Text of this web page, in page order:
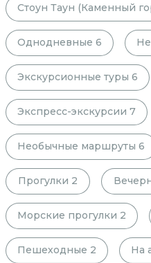
Стоун Таун (Каменный
Однодневные 6
Экскурсионные туры 6
Экспресс-экскурсии 7
Необычные маршруты 6
Прогулки 2
Морские прогулки 2
Пешеходные 2 На